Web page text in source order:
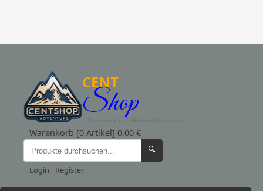
CENT
Shop
Adventure Seite für Gold und Schatzsucher
Warenkorb [0 Artikel] 0,00 €
🔍
Login Register